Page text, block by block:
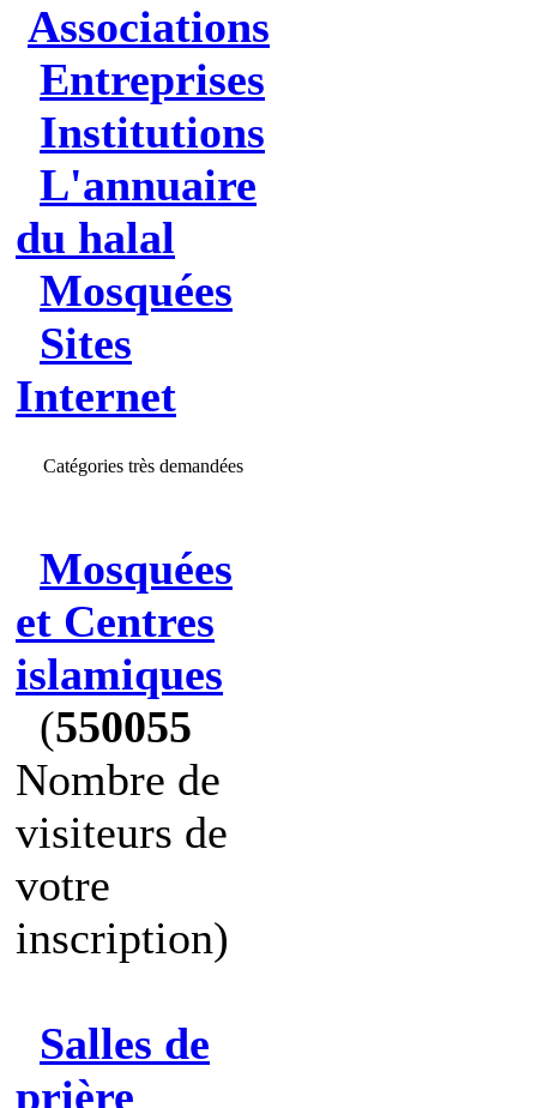
Associations
Entreprises
Institutions
L'annuaire
du halal
Mosquées
Sites
Internet
Catégories très demandées
Mosquées
et Centres
islamiques
(550055
Nombre de
visiteurs de
votre
inscription)
Salles de
prière